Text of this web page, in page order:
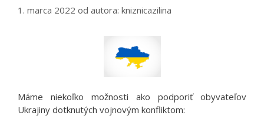
1. marca 2022 od autora: kniznicazilina
Máme niekoľko možnosti ako podporiť obyvateľov
Ukrajiny dotknutých vojnovým konfliktom: